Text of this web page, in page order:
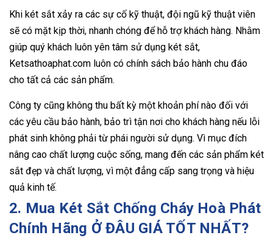
Khi két sắt xảy ra các sự cố kỹ thuật, đội ngũ kỹ thuật viên
sẽ có mặt kịp thời, nhanh chóng để hỗ trợ khách hàng. Nhằm
giúp quý khách luôn yên tâm sử dụng két sắt,
Ketsathoaphat.com luôn có chính sách bảo hành chu đáo
cho tất cả các sản phẩm.
Công ty cũng không thu bất kỳ một khoản phí nào đối với
các yêu cầu bảo hành, bảo trì tận nơi cho khách hàng nếu lỗi
phát sinh không phải từ phái người sử dụng. Vì mục đích
nâng cao chất lượng cuộc sống, mang đến các sản phẩm két
sắt đẹp và chất lượng, vì một đẳng cấp sang trọng và hiệu
quả kinh tế.
2. Mua Két Sắt Chống Cháy Hoà Phát
Chính Hãng Ở ĐÂU GIÁ TỐT NHẤT?